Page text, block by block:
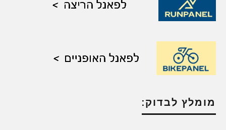
מומלץ לבדוק: